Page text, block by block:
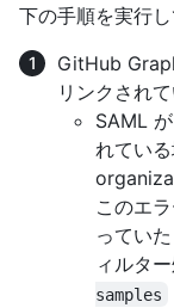
下の手順を実行
GitHub
リンクされ
SAML
れてい
このエ
ってい
ィルタ
samples